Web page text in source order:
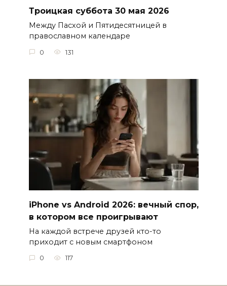
Троицкая суббота 30 мая 2026
Между Пасхой и Пятидесятницей в
православном календаре
0 131
iPhone vs Android 2026: вечный спор,
в котором все проигрывают
На каждой встрече друзей кто-то
приходит с новым смартфоном
0 117